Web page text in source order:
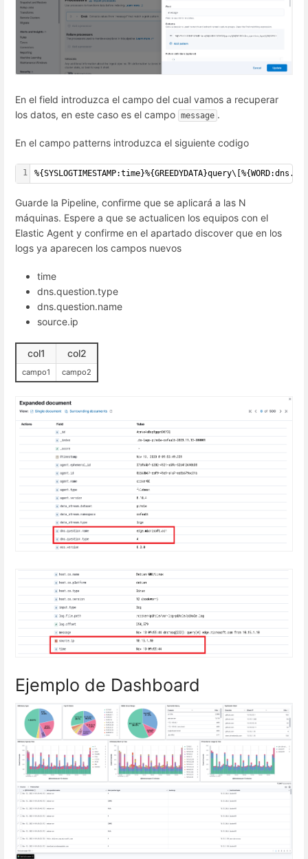
En el field introduzca el campo del cual vamos a recuperar
los datos, en este caso es el campo message .
En el campo patterns introduzca el siguiente codigo
1
Guarde la Pipeline, confirme que se aplicará a las N
máquinas. Espere a que se actualicen los equipos con el
Elastic Agent y confirme en el apartado discover que en los
logs ya aparecen los campos nuevos
time
dns.question.type
dns.question.name
source.ip
col1 col2
campo1 campo2
Ejemplo de Dashboard